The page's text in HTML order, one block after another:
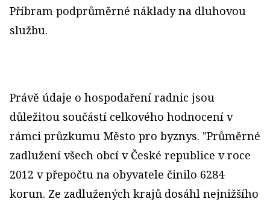
Příbram podprůměrné náklady na dluhovou
službu.
Právě údaje o hospodaření radnic jsou
důležitou součástí celkového hodnocení v
rámci průzkumu Město pro byznys. "Průměrné
zadlužení všech obcí v České republice v roce
2012 v přepočtu na obyvatele činilo 6284
korun. Ze zadlužených krajů dosáhl nejnižšího